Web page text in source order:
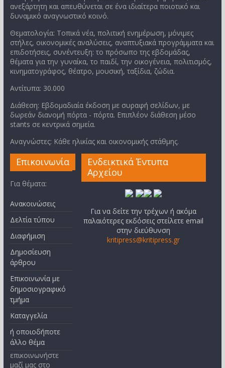
ανεξάρτητη και απευθύνεται σε ένα ιδιαίτερα ποιοτικό και
δυναμικό αναγνωστικό κοινό.
Θεματολογία: Τοπικά νέα, πολιτική ενημέρωση, μόνιμες
στήλες, οικονομικές αναλύσεις, αναπτυξιακά προγράμματα και
επιδοτήσεις, συνέντευξη: το πρόσωπο της εβδομάδας,
θέματα για την γυναίκα, το παιδί, την οικογένεια, πολιτισμός,
κινηματογράφος, θέατρο, μουσική, ταξίδια, ζώδια.
Αντίτυπα: 30.000
Διάθεση: Εβδομαδιαία έκδοση με συραφή σελίδων, με
δωρεάν διανομή πόρτα - πόρτα. Επιπλέον διάθεση μέσο
stants σε κεντρικά σημεία.
Αναγνώστες: Κάθε ηλικίας και οικονομικής στάθμης.
Επικοινωνία
Για θέματα:
Ανακοινώσεις
Δελτία τύπου
Διαφήμιση
Δημοσίευση
άρθρου
Επικοινωνία με
δημοσιογραφικό
τμήμα
Καταγγελία
ή οποιοδήποτε
άλλο θέμα
επικοινωνήστε
μαζί μας στο
Ενδεικτικά Έντυπα
Αρχείου
Για να δείτε την τρέχων ή ακόμα
παλαιότερες εκδόσεις στείλετε email
στην διεύθυνση
kritipress@kritipress.gr